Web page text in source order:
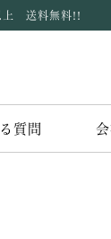
上 送料無料!!
質問